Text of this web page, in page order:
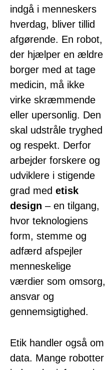
indgå i menneskers
hverdag, bliver tillid
afgørende. En robot,
der hjælper en ældre
borger med at tage
medicin, må ikke
virke skræmmende
eller upersonlig. Den
skal udstråle tryghed
og respekt. Derfor
arbejder forskere og
udviklere i stigende
grad med etisk
design – en tilgang,
hvor teknologiens
form, stemme og
adfærd afspejler
menneskelige
værdier som omsorg,
ansvar og
gennemsigtighed.
Etik handler også om
data. Mange robotter